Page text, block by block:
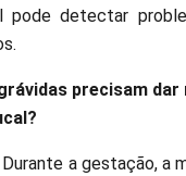
pode detectar
precisam dar
Durante a gestação, a